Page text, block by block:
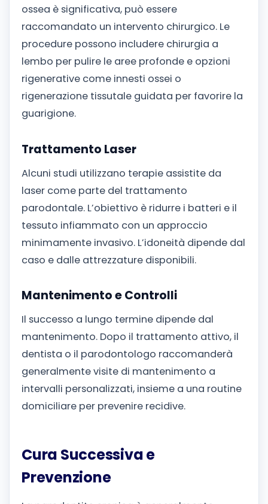
ossea è significativa, può essere
raccomandato un intervento chirurgico. Le
procedure possono includere chirurgia a
lembo per pulire le aree profonde e opzioni
rigenerative come innesti ossei o
rigenerazione tissutale guidata per favorire la
guarigione.
Trattamento Laser
Alcuni studi utilizzano terapie assistite da
laser come parte del trattamento
parodontale. L’obiettivo è ridurre i batteri e il
tessuto infiammato con un approccio
minimamente invasivo. L’idoneità dipende dal
caso e dalle attrezzature disponibili.
Mantenimento e Controlli
Il successo a lungo termine dipende dal
mantenimento. Dopo il trattamento attivo, il
dentista o il parodontologo raccomanderà
generalmente visite di mantenimento a
intervalli personalizzati, insieme a una routine
domiciliare per prevenire recidive.
Cura Successiva e
Prevenzione